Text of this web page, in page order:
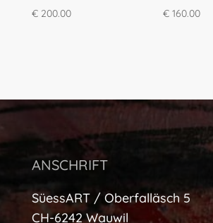
€200.00 € 160.00
ANSCHRIFT
SüessART / Oberfalläsch 5
CH-6242 Wauwil